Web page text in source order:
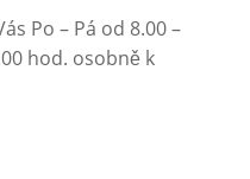
Po – Pá od 8.00 –
hod. osobně k